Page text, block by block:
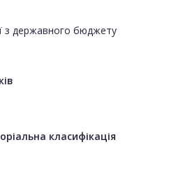
з державного бюджету
класифікація